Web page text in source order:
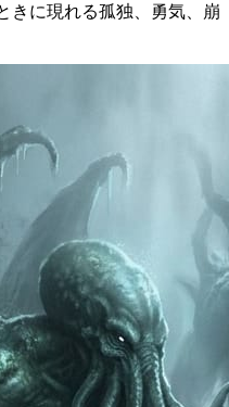
きに現れる孤独、勇気、崩